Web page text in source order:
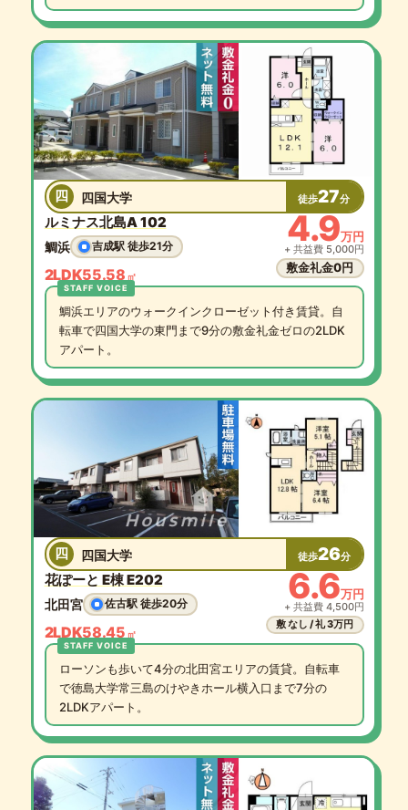
四 四国大学 徒歩27分
ルミナス北島A 102
鯛浜 吉成駅 徒歩21分
2LDK55.58 ㎡
4.9万円
+ 共益費 5,000円
敷金礼金0円
鯛浜エリアのウォークインクローゼット付き賃貸。自
転車で四国大学の東門まで9分の敷金礼金ゼロの2LDK
アパート。
四 四国大学 徒歩26分
花ぽーと E棟 E202
北田宮 佐古駅 徒歩20分
2LDK58.45 ㎡
6.6万円
+ 共益費 4,500円
敷 なし / 礼 3万円
ローソンも歩いて4分の北田宮エリアの賃貸。自転車
で徳島大学常三島のけやきホール横入口まで7分の
2LDKアパート。